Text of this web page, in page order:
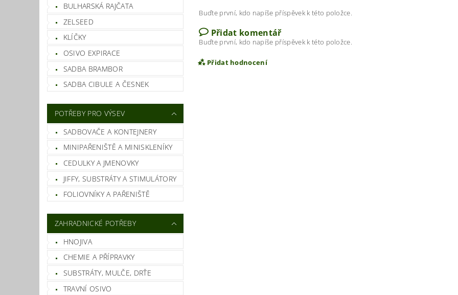
BULHARSKÁ RAJČATA
ZELSEED
KLÍČKY
OSIVO EXPIRACE
SADBA BRAMBOR
SADBA CIBULE A ČESNEK
POTŘEBY PRO VÝSEV
SADBOVAČE A KONTEJNERY
MINIPAŘENIŠTĚ A MINISKLENÍKY
CEDULKY A JMENOVKY
JIFFY, SUBSTRÁTY A STIMULÁTORY
FOLIOVNÍKY A PAŘENIŠTĚ
ZAHRADNICKÉ POTŘEBY
HNOJIVA
CHEMIE A PŘÍPRAVKY
SUBSTRÁTY, MULČE, DRŤE
TRAVNÍ OSIVO
Buďte první, kdo napíše příspěvek k této položce.
Přidat komentář
Buďte první, kdo napíše příspěvek k této položce.
Přidat hodnocení